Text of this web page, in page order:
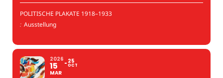
POLITISCHE PLAKATE 1918–1933
: Ausstellung
2026
15
MAR
25
OCT